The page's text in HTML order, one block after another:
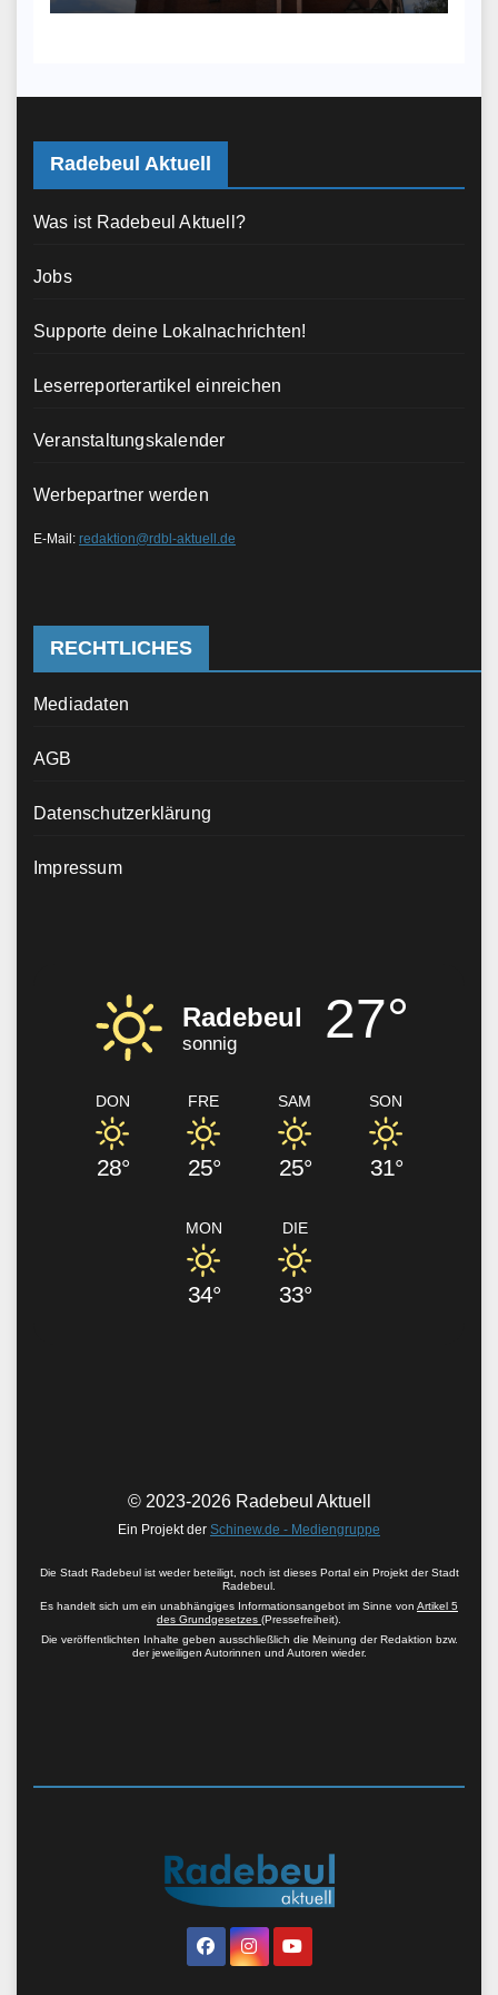
Radebeul Aktuell
Was ist Radebeul Aktuell?
Jobs
Supporte deine Lokalnachrichten!
Leserreporterartikel einreichen
Veranstaltungskalender
Werbepartner werden
E-Mail: redaktion@rdbl-aktuell.de
RECHTLICHES
Mediadaten
AGB
Datenschutzerklärung
Impressum
Radebeul
sonnig 27°
DON
28°
FRE
25°
SAM
25°
SON
31°
MON
34°
DIE
33°
© 2023-2026 Radebeul Aktuell
Ein Projekt der Schinew.de - Mediengruppe
Die Stadt Radebeul ist weder beteiligt, noch ist dieses Portal ein Projekt der Stadt
Radebeul.
Es handelt sich um ein unabhängiges Informationsangebot im Sinne von Artikel 5
des Grundgesetzes (Pressefreiheit).
Die veröffentlichten Inhalte geben ausschließlich die Meinung der Redaktion bzw.
der jeweiligen Autorinnen und Autoren wieder.